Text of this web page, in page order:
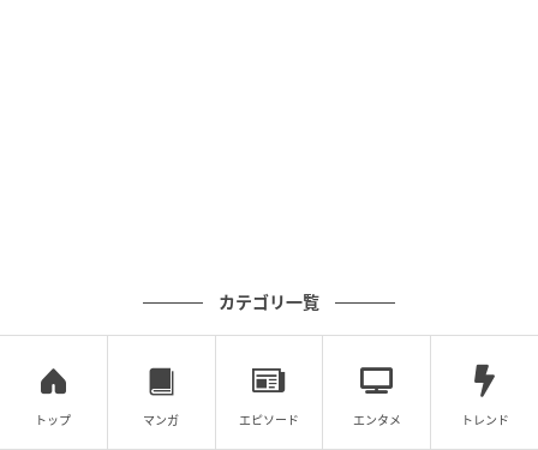
カテゴリ一覧
トップ マンガ エピソード エンタメ トレンド